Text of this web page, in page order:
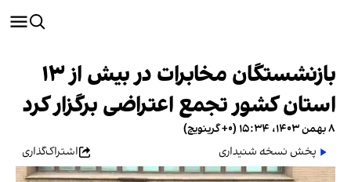
بازنشستگان مخابرات در بیش از ۱۳
استان کشور تجمع اعتراضی برگزار کرد
۸ بهمن ۱۴۰۳، ۱۵:۳۴ (‎+۰ گرینویچ)
پخش نسخه شنیداری
اشتراک‌گذاری